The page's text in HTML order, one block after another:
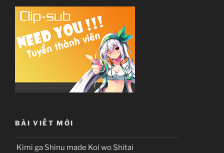
BÀI VIẾT MỚI
Kimi ga Shinu made Koi wo Shitai